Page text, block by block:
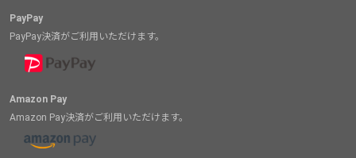
PayPay
PayPay決済がご利用いただけます。
Amazon Pay
Amazon Pay決済がご利用いただけます。